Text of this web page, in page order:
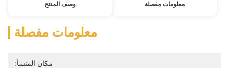
معلومات مفصلة وصف المنتج
معلومات مفصلة
مكان المنشأ: